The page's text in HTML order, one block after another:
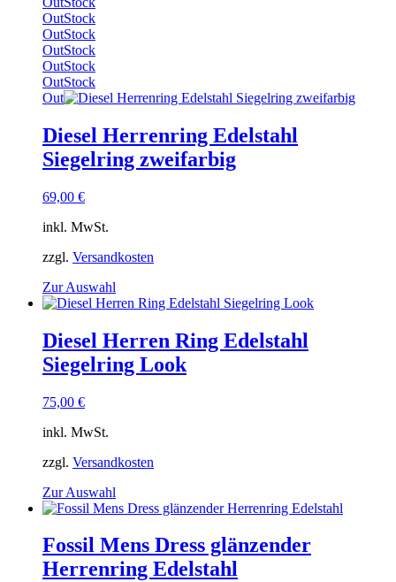
OutStock
OutStock
OutStock
OutStock
OutStock
Out
Diesel Herrenring Edelstahl
Siegelring zweifarbig
69,00 €
inkl. MwSt.
zzgl. Versandkosten
Zur Auswahl
Produkt
mehrere
Varianten
auf.
Produktseite
werden
Diesel Herren Ring Edelstahl
Siegelring Look
75,00 €
inkl. MwSt.
zzgl. Versandkosten
Zur Auswahl
Produkt
mehrere
Varianten
auf.
Fossil Mens Dress glänzender
Herrenring Edelstahl